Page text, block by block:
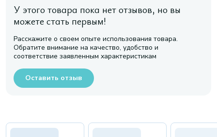
У этого товара пока нет отзывов, но вы
можете стать первым!
Расскажите о своем опыте использования товара.
Обратите внимание на качество, удобство и
соответствие заявленным характеристикам
Оставить отзыв